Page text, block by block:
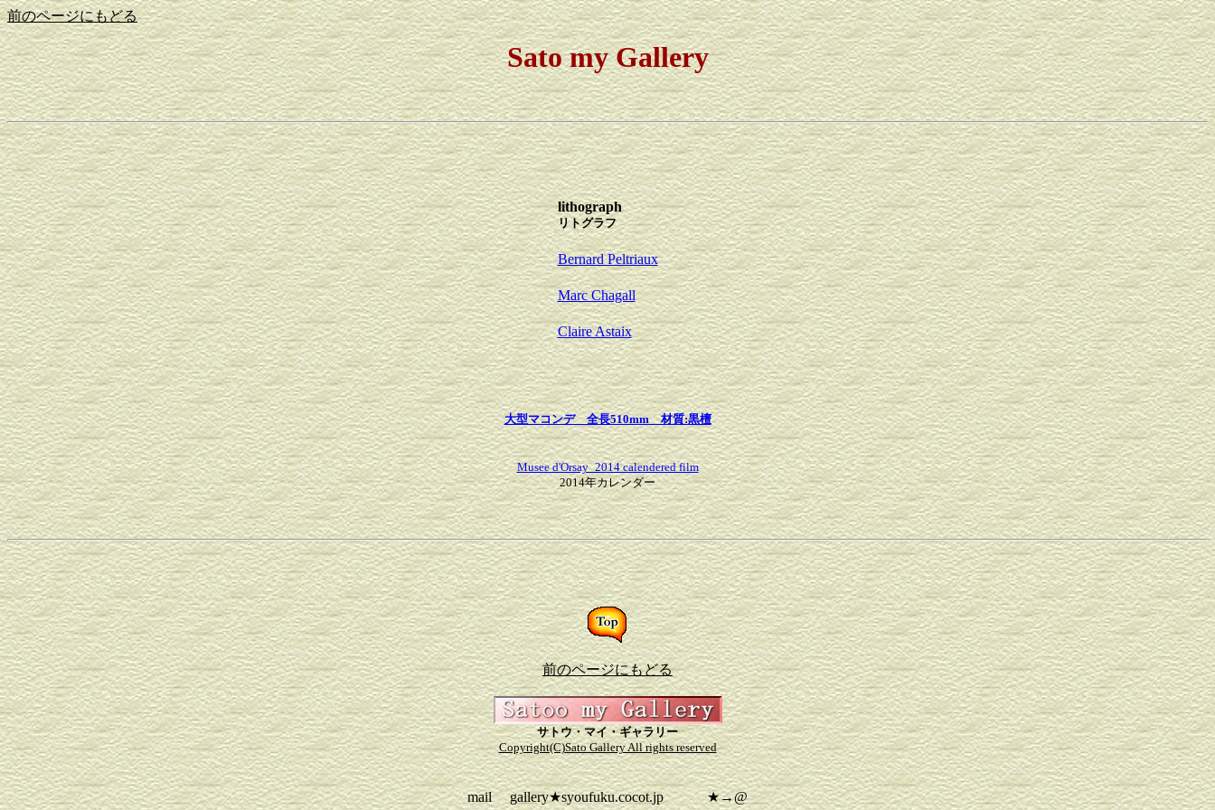
前のページにもどる
Sato my Gallery
lithograph
リトグラフ
Bernard Peltriaux
Marc Chagall
Claire Astaix
大型マコンデ 全長510mm 材質:黒檀
Musee d'Orsay_2014 calendered film
2014年カレンダー
前のページにもどる
サトウ・マイ・ギャラリー
Copyright(C)Sato Gallery All rights reserved
mail gallery★syoufuku.cocot.jp ★→@